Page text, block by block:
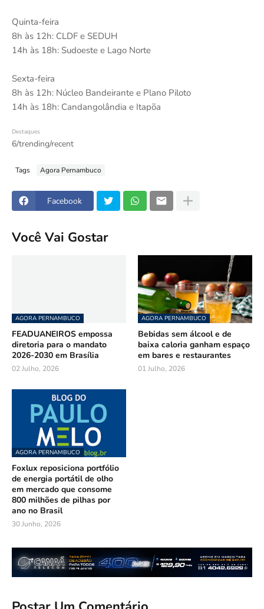
Quinta-feira
8h às 12h: CLDF e SEDUH
14h às 18h: Sudoeste e Lago Norte
Sexta-feira
8h às 12h: Núcleo Bandeirante e Plano Piloto
14h às 18h: Candangolândia e Itapõa
Destaques
6/trending/recent
Tags Agora Pernambuco
Facebook
Você Vai Gostar
AGORA PERNAMBUCO
FEADUANEIROS empossa
diretoria para o mandato
2026-2030 em Brasília
02 Julho, 2026
AGORA PERNAMBUCO
Bebidas sem álcool e de
baixa caloria ganham espaço
em bares e restaurantes
01 Julho, 2026
AGORA PERNAMBUCO
Foxlux reposiciona portfólio
de energia portátil de olho
em mercado que consome
800 milhões de pilhas por
ano no Brasil
30 Junho, 2026